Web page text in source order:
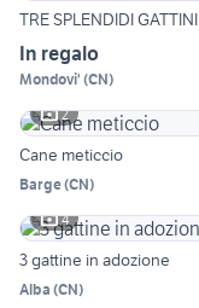
TRE SPLENDIDI GATTINI
In regalo
Mondovi' (CN)
2
Cane meticcio
Barge(CN)
4
3 gattine in adozione
Alba (CN)